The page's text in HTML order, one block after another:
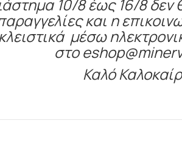
Είδατε
10/8 έως 16/8
και η
μέσω
στο
Καλό